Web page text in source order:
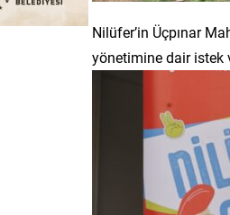
Nilüfer’in Üçpınar
yönetimine dair istek